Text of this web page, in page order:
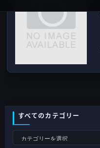
すべてのカテゴリー